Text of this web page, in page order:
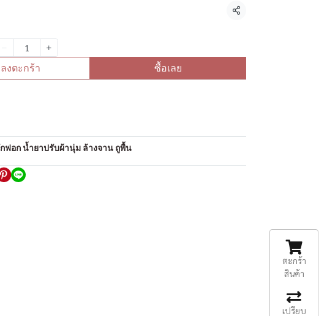
แชร์
งตะกร้า ซื้อเลย
ฟอก น้ำยาปรับผ้านุ่ม ล้างจาน ถูพื้น
ตะกร้า
สินค้า
เปรียบ